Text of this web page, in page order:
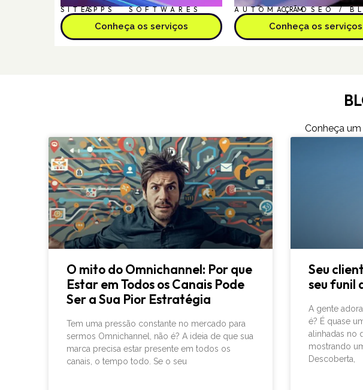
SITESAPPS SOFTWARES
Conheça os serviços
AUTOMAÇÃO
CRM SEO /
Conheça os serviços
Conheça
O mito do Omnichannel: Por que
Estar em Todos os Canais Pode
Ser a Sua Pior Estratégia
Tem uma pressão constante no mercado para
sermos Omnichannel, não é? A ideia de que sua
marca precisa estar presente em todos os
canais, o tempo todo. Se o seu
Seu
seu funil
A gente
é? É quase
alinhadas no
mostrando
Descoberta,